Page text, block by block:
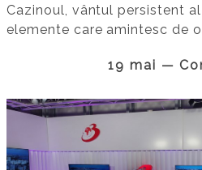
Cazinoul, vântul persistent
elemente care amintesc de
19 mai —